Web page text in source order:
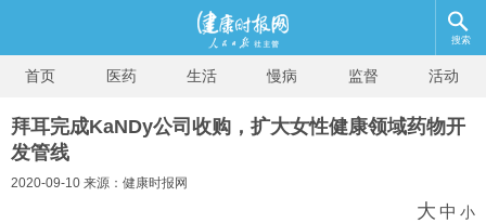
搜索
首页 医药 生活 慢病 监督 活动
拜耳完成KaNDy公司收购，扩大女性健康领域药物开
发管线
2020-09-10 来源：健康时报网
大 中 小